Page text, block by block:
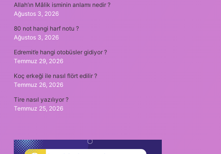
Allah’ın Mâlik isminin anlamı nedir ?
Ağustos 3, 2026
80 not hangi harf notu ?
Ağustos 3, 2026
Edremit’e hangi otobüsler gidiyor ?
Temmuz 29, 2026
Koç erkeği ile nasıl flört edilir ?
Temmuz 26, 2026
Tire nasıl yazılıyor ?
Temmuz 25, 2026